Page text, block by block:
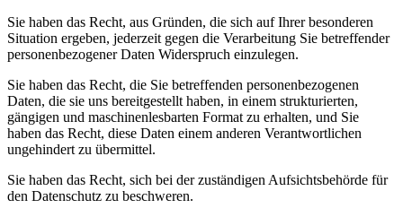
Sie haben das Recht, aus Gründen, die sich auf Ihrer besonderen
Situation ergeben, jederzeit gegen die Verarbeitung Sie betreffender
personenbezogener Daten Widerspruch einzulegen.
Sie haben das Recht, die Sie betreffenden personenbezogenen
Daten, die sie uns bereitgestellt haben, in einem strukturierten,
gängigen und maschinenlesbarten Format zu erhalten, und Sie
haben das Recht, diese Daten einem anderen Verantwortlichen
ungehindert zu übermittel.
Sie haben das Recht, sich bei der zuständigen Aufsichtsbehörde für
den Datenschutz zu beschweren.